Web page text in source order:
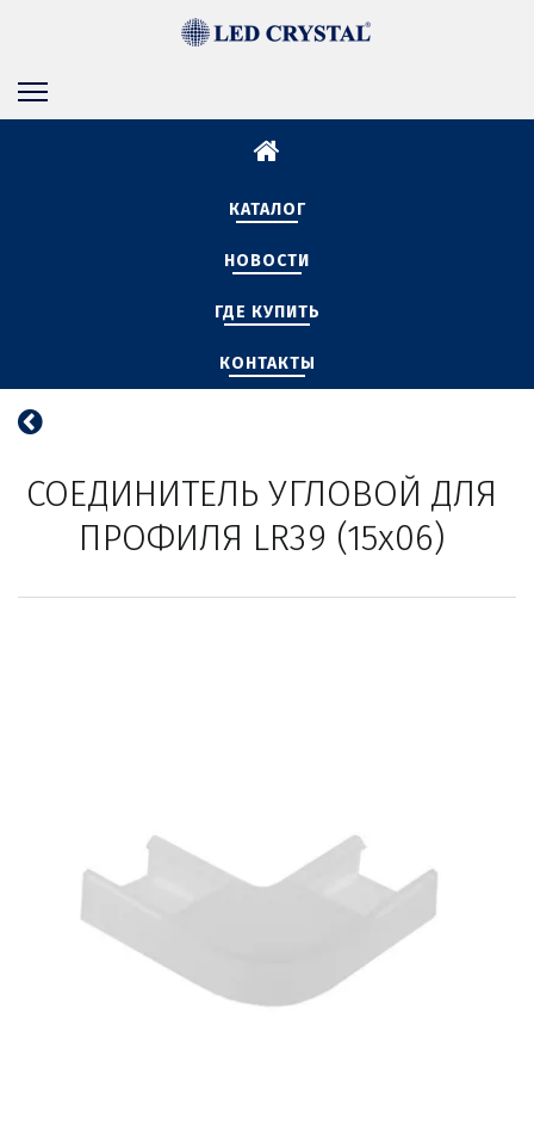
КАТАЛОГ
НОВОСТИ
ГДЕ КУПИТЬ
КОНТАКТЫ
СОЕДИНИТЕЛЬ УГЛОВОЙ ДЛЯ
ПРОФИЛЯ LR39 (15х06)